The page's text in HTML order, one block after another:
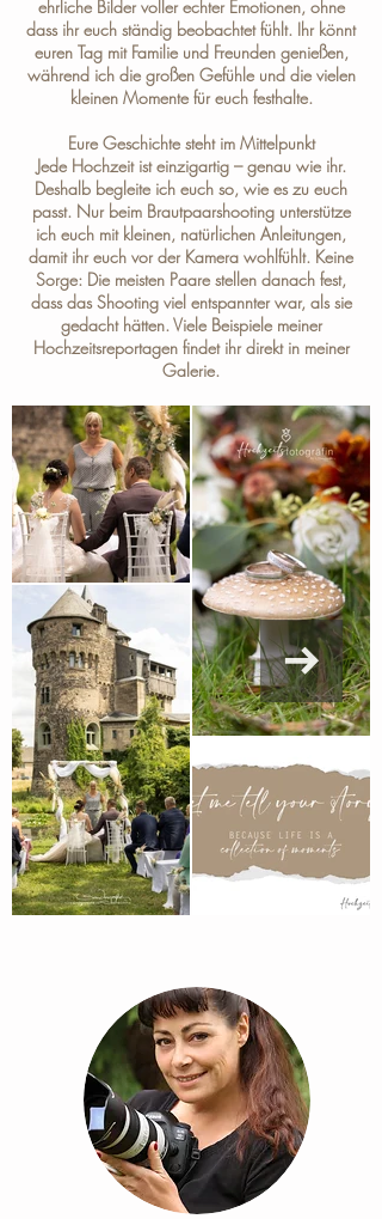
ehrliche Bilder voller echter Emotionen, ohne
dass ihr euch ständig beobachtet fühlt. Ihr könnt
euren Tag mit Familie und Freunden genießen,
während ich die großen Gefühle und die vielen
kleinen Momente für euch festhalte.
Eure Geschichte steht im Mittelpunkt
Jede Hochzeit ist einzigartig – genau wie ihr.
Deshalb begleite ich euch so, wie es zu euch
passt. Nur beim Brautpaarshooting unterstütze
ich euch mit kleinen, natürlichen Anleitungen,
damit ihr euch vor der Kamera wohlfühlt. Keine
Sorge: Die meisten Paare stellen danach fest,
dass das Shooting viel entspannter war, als sie
gedacht hätten. Viele Beispiele meiner
Hochzeitsreportagen findet ihr direkt in meiner
Galerie.